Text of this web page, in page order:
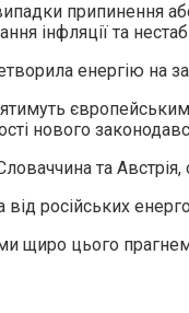
припинення
інфляції та
енергію на
нового
та
російських
щиро цього